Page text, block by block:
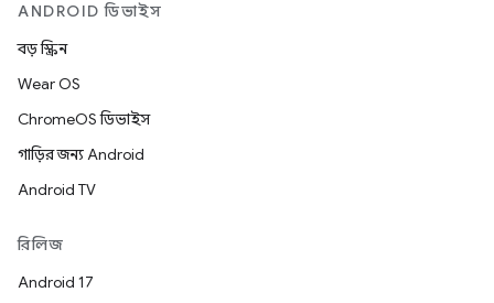
ANDROID ডিভাইস
বড় স্ক্রিন
Wear OS
ChromeOS ডিভাইস
গাড়ির জন্য Android
Android TV
রিলিজ
Android 17